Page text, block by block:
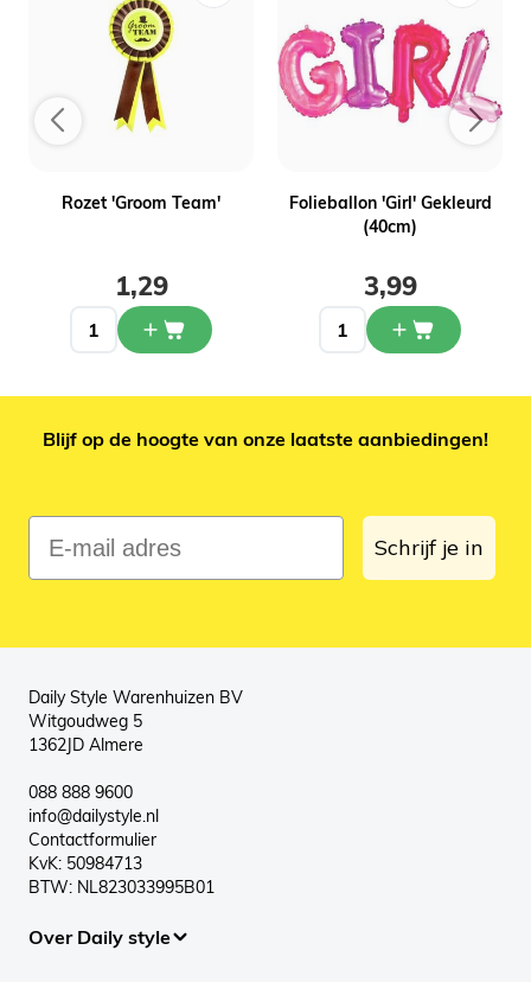
Rozet 'Groom Team'
1,29
Folieballon 'Girl' Gekleurd
(40cm)
3,99
Blijf op de hoogte van onze laatste aanbiedingen!
E-mail adres
Schrijf je in
Daily Style Warenhuizen BV
Witgoudweg 5
1362JD Almere
088 888 9600
info@dailystyle.nl
Contactformulier
KvK: 50984713
BTW: NL823033995B01
Over Daily style